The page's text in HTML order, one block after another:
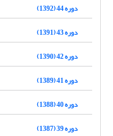
دوره 44 (1392)
دوره 43 (1391)
دوره 42 (1390)
دوره 41 (1389)
دوره 40 (1388)
دوره 39 (1387)